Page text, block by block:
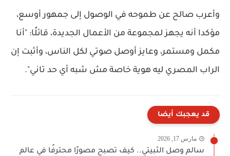
وأعرب صالح عن طموحه في الوصول إلى جمهور أوسع،
مؤكدا أنه يجهز لمجموعة من الأعمال الجديدة، قائلًا: "أنا
مكمل ومستمر، وعايز أوصل صوتي لكل الناس، وأثبت إن
الراب المصري ليه هوية خاصة مش شبه أي حد تاني".
قد يعجبك أيضا
مارس 17, 2026
سالم وصل الثبيتي.. كيف تصبح مصورًا محترفًا في عالم